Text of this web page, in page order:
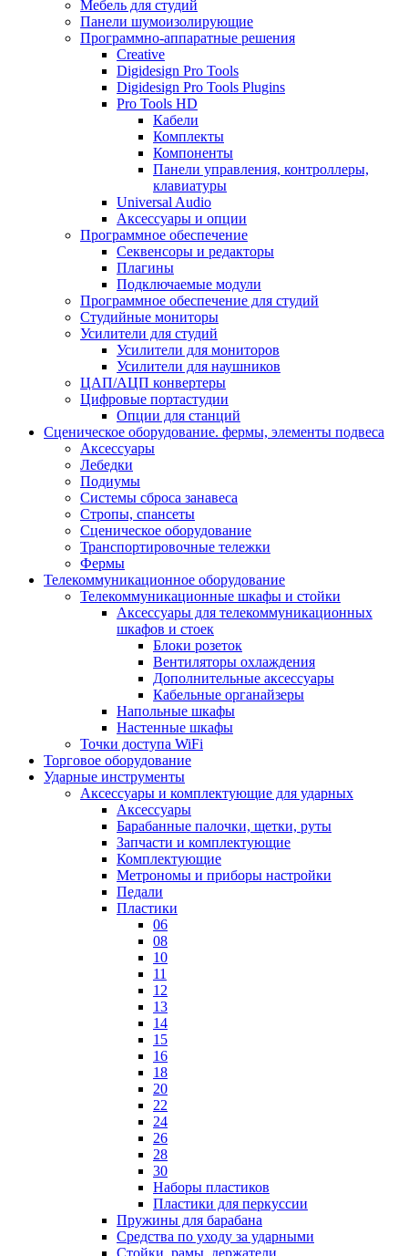
Мебель для студий
Панели шумоизолирующие
Программно-аппаратные решения
Creative
Digidesign Pro Tools
Digidesign Pro Tools Plugins
Pro Tools HD
Кабели
Комплекты
Компоненты
Панели управления, контроллеры,
клавиатуры
Universal Audio
Аксессуары и опции
Программное обеспечение
Cеквенсоры и редакторы
Плагины
Подключаемые модули
Программное обеспечение для студий
Студийные мониторы
Усилители для студий
Усилители для мониторов
Усилители для наушников
ЦАП/АЦП конвертеры
Цифровые портастудии
Опции для станций
Сценическое оборудование. фермы, элементы подвеса
Аксессуары
Лебедки
Подиумы
Системы сброса занавеса
Стропы, спансеты
Сценическое оборудование
Транспортировочные тележки
Фермы
Телекоммуникационное оборудование
Телекоммуникационные шкафы и стойки
Аксессуары для телекоммуникационных
шкафов и стоек
Блоки розеток
Вентиляторы охлаждения
Дополнительные аксессуары
Кабельные органайзеры
Напольные шкафы
Настенные шкафы
Точки доступа WiFi
Торговое оборудование
Ударные инструменты
Аксессуары и комплектующие для ударных
Аксессуары
Барабанные палочки, щетки, руты
Запчасти и комплектующие
Комплектующие
Метрономы и приборы настройки
Педали
Пластики
06
08
10
11
12
13
14
15
16
18
20
22
24
26
28
30
Наборы пластиков
Пластики для перкуссии
Пружины для барабана
Средства по уходу за ударными
Стойки, рамы, держатели